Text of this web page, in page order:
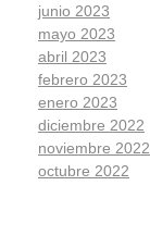
junio 2023
mayo 2023
abril 2023
febrero 2023
enero 2023
diciembre 2022
noviembre 2022
octubre 2022